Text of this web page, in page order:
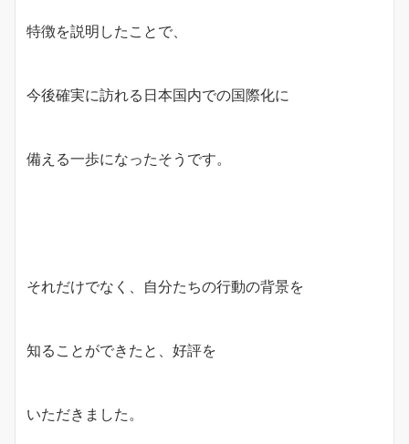
特徴を説明したことで、
今後確実に訪れる日本国内での国際化に
備える一歩になったそうです。
それだけでなく、自分たちの行動の背景を
知ることができたと、好評を
いただきました。